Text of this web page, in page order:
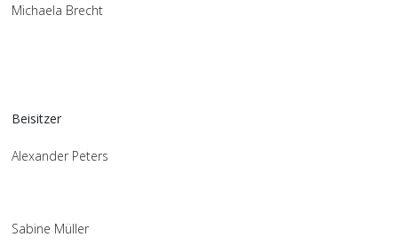
Michaela Brecht
Beisitzer
Alexander Peters
Sabine Müller